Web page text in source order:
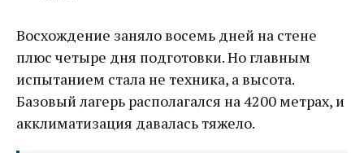
Восхождение заняло восемь дней на стене
плюс четыре дня подготовки. Но главным
испытанием стала не техника, а высота.
Базовый лагерь располагался на 4200 метрах, и
акклиматизация давалась тяжело.